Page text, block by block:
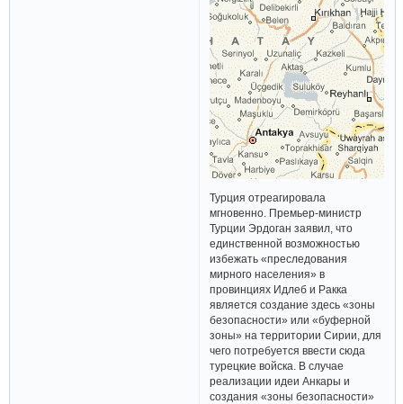
Турция отреагировала
мгновенно. Премьер-министр
Турции Эрдоган заявил, что
единственной возможностью
избежать «преследования
мирного населения» в
провинциях Идлеб и Ракка
является создание здесь «зоны
безопасности» или «буферной
зоны» на территории Сирии, для
чего потребуется ввести сюда
турецкие войска. В случае
реализации идеи Анкары и
создания «зоны безопасности»